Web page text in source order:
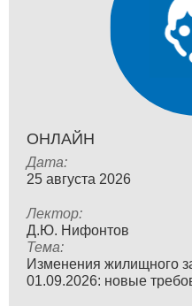
ОНЛАЙН
Дата:
25 августа 2026
Лектор:
Д.Ю. Нифонтов
Тема:
Изменения жилищного
01.09.2026: новые